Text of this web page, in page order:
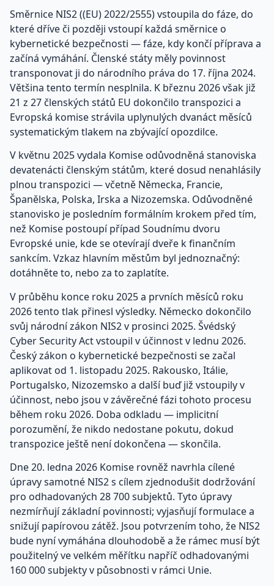
Směrnice NIS2 ((EU) 2022/2555) vstoupila do fáze, do
které dříve či později vstoupí každá směrnice o
kybernetické bezpečnosti — fáze, kdy končí příprava a
začíná vymáhání. Členské státy měly povinnost
transponovat ji do národního práva do 17. října 2024.
Většina tento termín nesplnila. K březnu 2026 však již
21 z 27 členských států EU dokončilo transpozici a
Evropská komise strávila uplynulých dvanáct měsíců
systematickým tlakem na zbývající opozdilce.
V květnu 2025 vydala Komise odůvodněná stanoviska
devatenácti členským státům, které dosud nenahlásily
plnou transpozici — včetně Německa, Francie,
Španělska, Polska, Irska a Nizozemska. Odůvodněné
stanovisko je posledním formálním krokem před tím,
než Komise postoupí případ Soudnímu dvoru
Evropské unie, kde se otevírají dveře k finančním
sankcím. Vzkaz hlavním městům byl jednoznačný:
dotáhněte to, nebo za to zaplatíte.
V průběhu konce roku 2025 a prvních měsíců roku
2026 tento tlak přinesl výsledky. Německo dokončilo
svůj národní zákon NIS2 v prosinci 2025. Švédský
Cyber Security Act vstoupil v účinnost v lednu 2026.
Český zákon o kybernetické bezpečnosti se začal
aplikovat od 1. listopadu 2025. Rakousko, Itálie,
Portugalsko, Nizozemsko a další buď již vstoupily v
účinnost, nebo jsou v závěrečné fázi tohoto procesu
během roku 2026. Doba odkladu — implicitní
porozumění, že nikdo nedostane pokutu, dokud
transpozice ještě není dokončena — skončila.
Dne 20. ledna 2026 Komise rovněž navrhla cílené
úpravy samotné NIS2 s cílem zjednodušit dodržování
pro odhadovaných 28 700 subjektů. Tyto úpravy
nezmírňují základní povinnosti; vyjasňují formulace a
snižují papírovou zátěž. Jsou potvrzením toho, že NIS2
bude nyní vymáhána dlouhodobě a že rámec musí být
použitelný ve velkém měřítku napříč odhadovanými
160 000 subjekty v působnosti v rámci Unie.